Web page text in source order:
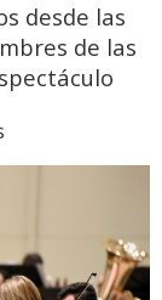
desde las
de las